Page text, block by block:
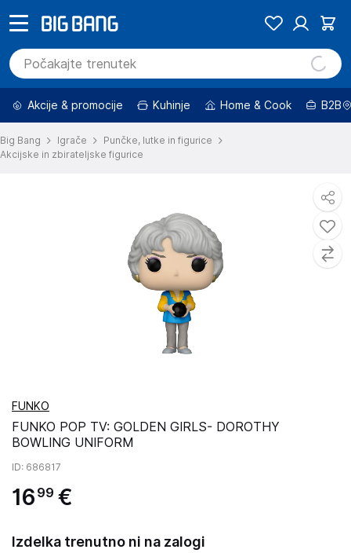
Akcije & promocije Kuhinje Home & Cook B2B
Big Bang Igrače
Punčke, lutke in figurice
Akcijske in zbirateljske figurice
FUNKO
FUNKO POP TV: GOLDEN GIRLS- DOROTHY
BOWLING UNIFORM
ID: 686817
16 99 €
Izdelka trenutno ni na zalogi